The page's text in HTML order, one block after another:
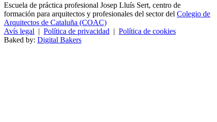
Escuela de práctica profesional Josep Lluís Sert, centro de
formación para arquitectos y profesionales del sector del Colegio de
Arquitectos de Cataluña (COAC)
Avís legal | Política de privacidad | Política de cookies
Baked by: Digital Bakers